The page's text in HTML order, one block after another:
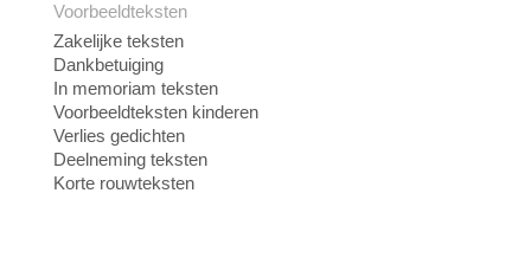
Voorbeeldteksten
Zakelijke teksten
Dankbetuiging
In memoriam teksten
Voorbeeldteksten kinderen
Verlies gedichten
Deelneming teksten
Korte rouwteksten